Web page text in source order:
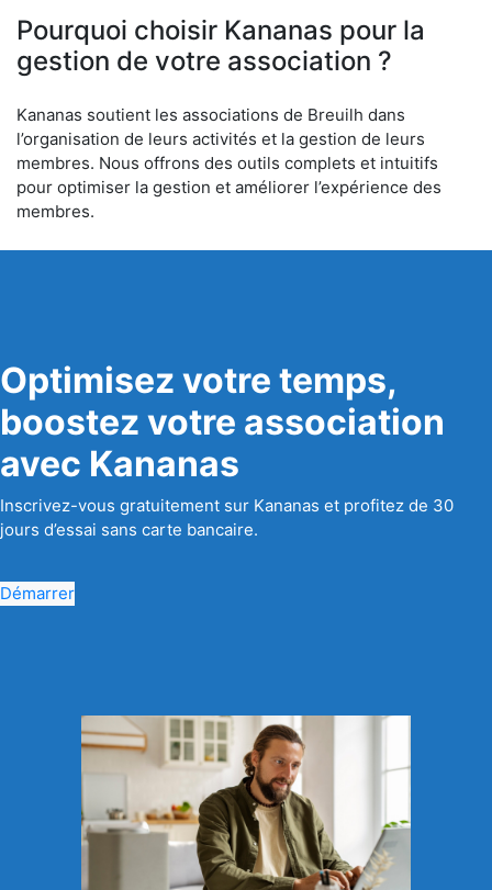
Pourquoi choisir Kananas pour la
gestion de votre association ?
Kananas soutient les associations de Breuilh dans
l’organisation de leurs activités et la gestion de leurs
membres. Nous offrons des outils complets et intuitifs
pour optimiser la gestion et améliorer l’expérience des
membres.
Optimisez votre temps,
boostez votre association
avec Kananas
Inscrivez-vous gratuitement sur Kananas et profitez de 30
jours d’essai sans carte bancaire.
Démarrer